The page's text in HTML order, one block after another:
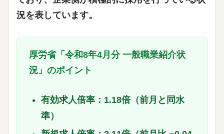
況を表しています。
厚労省「令和8年4月分 一般職業紹介状
況」のポイント
有効求人倍率：1.18倍（前月と同水
準）